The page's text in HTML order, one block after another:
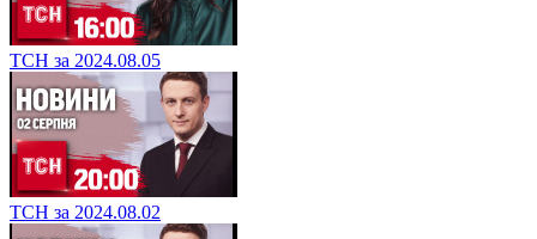
ТСН за 2024.08.05
ТСН за 2024.08.02